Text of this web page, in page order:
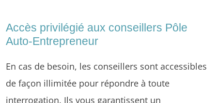
Accès privilégié aux conseillers Pôle
Auto-Entrepreneur
En cas de besoin, les conseillers sont accessibles
de façon illimitée pour répondre à toute
interrogation. Ils vous garantissent un